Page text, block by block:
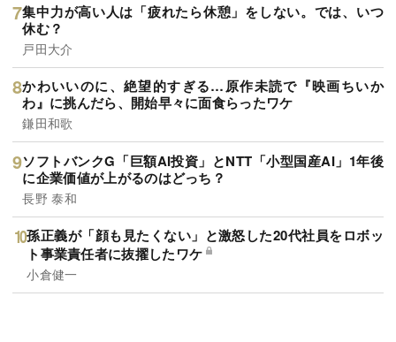
集中力が高い人は「疲れたら休憩」をしない。では、いつ
休む？
戸田大介
かわいいのに、絶望的すぎる…原作未読で『映画ちいか
わ』に挑んだら、開始早々に面食らったワケ
鎌田和歌
ソフトバンクG「巨額AI投資」とNTT「小型国産AI」1年後
に企業価値が上がるのはどっち？
長野 泰和
孫正義が「顔も見たくない」と激怒した20代社員をロボッ
ト事業責任者に抜擢したワケ
小倉健一